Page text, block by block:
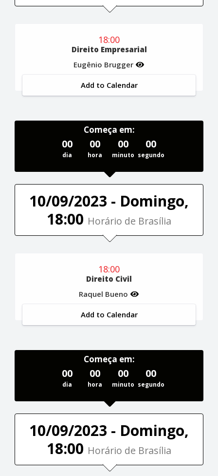
18:00
Direito Empresarial
Eugênio Brugger
Add to Calendar
Começa em:
00
dia
00
hora
00
minuto
00
segundo
10/09/2023 - Domingo,
18:00 Horário de Brasília
18:00
Direito Civil
Raquel Bueno
Add to Calendar
Começa em:
00
dia
00
hora
00
minuto
00
segundo
10/09/2023 - Domingo,
18:00 Horário de Brasília